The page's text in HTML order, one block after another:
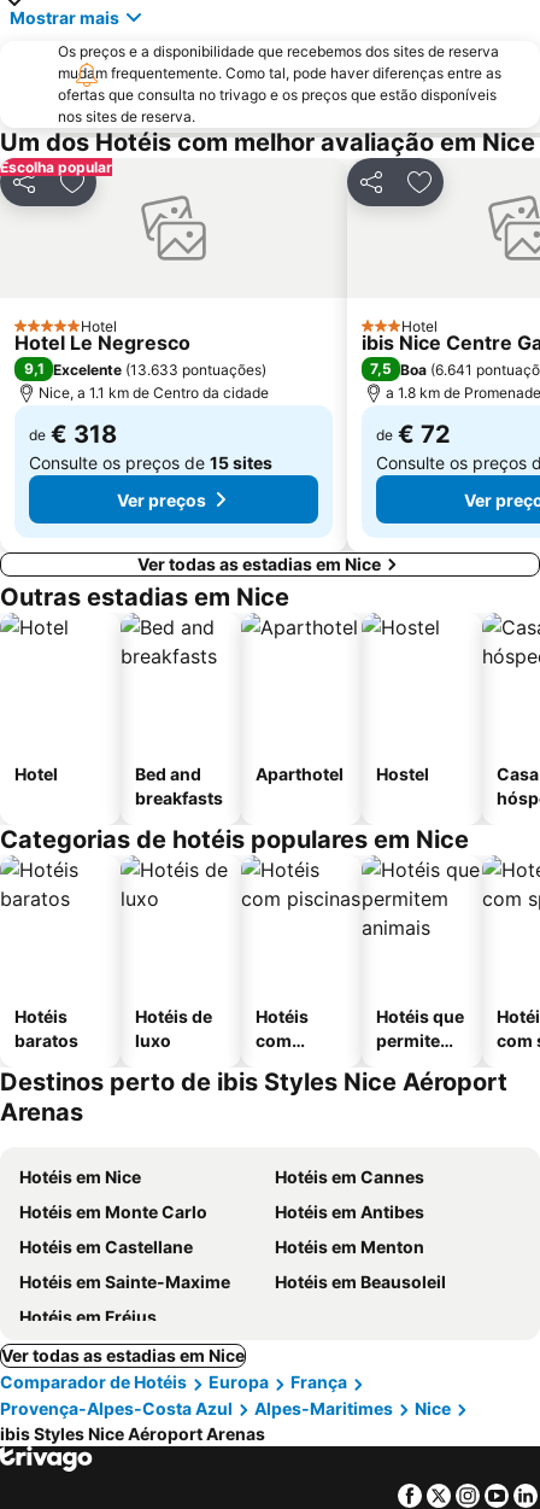
Praia Castel
Plage des Pirates
Rochers de la Bocca
Riviera Beach
Aéroport de Cannes Mandelieu
A Colina do Castelo
Cimiez
Festival International du Cirque de Monte-Carlo
Forum Grimaldi
Boulevard de Garavan
Plage de la Péguière
Gare Saint-Raphaël Valescure
Le Ray
Port Vauban
Antibes-les-Pins plage
Monaco-Monte Carlo Station
Mostrar mais
Os preços e a disponibilidade que recebemos dos sites de reserva
mudam frequentemente. Como tal, pode haver diferenças entre as
ofertas que consulta no trivago e os preços que estão disponíveis
nos sites de reserva.
Um dos Hotéis com melhor avaliação em Nice
Escolha popular
PartilharAdicionar aos favoritos
5 EstrelasHotel
Hotel Le Negresco
9,1 Excelente (13.633 pontuações)
Nice, a 1.1 km de Centro da cidade
de € 318
Consulte os preços de 15 sites
Ver preços
PartilharAdicionar
3 Estrelas
Hotel
ibis Nice Centre
7,5 Boa (6.641
a 1.8 km de
de € 72
Consulte os preços
Ver
Ver todas as estadias em Nice
Outras estadias em Nice
Hotel
Bed and
breakfasts
Aparthotel Hostel
Categorias de hotéis populares em Nice
Hotéis
baratos
Hotéis de
luxo
Hotéis
com
Hotéis que
permitem
com
Destinos perto de ibis Styles Nice Aéroport
Arenas
Hotéis em Nice
Hotéis em Cannes
Hotéis em Monte Carlo
Hotéis em Antibes
Hotéis em Castellane
Hotéis em Menton
Hotéis em Sainte-Maxime
Hotéis em Beausoleil
Hotéis em Fréjus
Ver todas as estadias em Nice
Comparador de Hotéis
Europa
França
Provença-Alpes-Costa Azul
Alpes-Maritimes
Nice
ibis Styles Nice Aéroport Arenas
Facebook
Twitter